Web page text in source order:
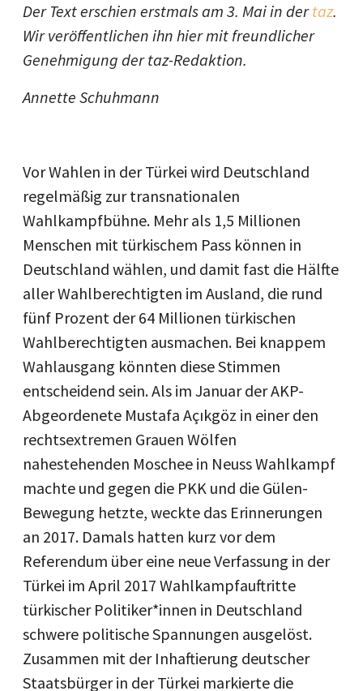
Der Text erschien erstmals am 3. Mai in dertaz.
Wir veröffentlichen ihn hier mit freundlicher
Genehmigung der taz-Redaktion.
Annette Schuhmann
Vor Wahlen in der Türkei wird Deutschland
regelmäßig zur transnationalen
Wahlkampfbühne. Mehr als 1,5 Millionen
Menschen mit türkischem Pass können in
Deutschland wählen, und damit fast die Hälfte
aller Wahlberechtigten im Ausland, die rund
fünf Prozent der 64 Millionen türkischen
Wahlberechtigten ausmachen. Bei knappem
Wahlausgang könnten diese Stimmen
entscheidend sein. Als im Januar der AKP-
Abgeordenete Mustafa Açıkgöz in einer den
rechtsextremen Grauen Wölfen
nahestehenden Moschee in Neuss Wahlkampf
machte und gegen die PKK und die Gülen-
Bewegung hetzte, weckte das Erinnerungen
an 2017. Damals hatten kurz vor dem
Referendum über eine neue Verfassung in der
Türkei im April 2017 Wahlkampfauftritte
türkischer Politiker*innen in Deutschland
schwere politische Spannungen ausgelöst.
Zusammen mit der Inhaftierung deutscher
Staatsbürger in der Türkei markierte die